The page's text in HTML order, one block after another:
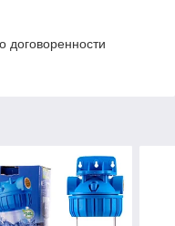
договоренности